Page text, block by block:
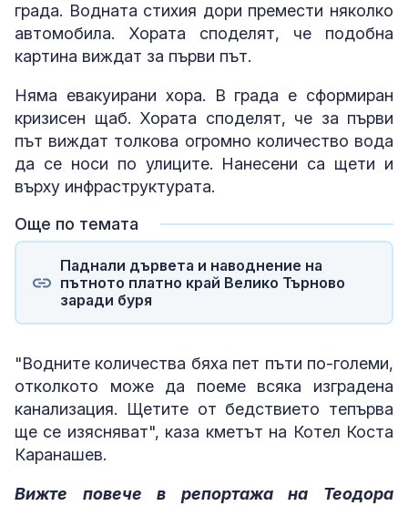
града. Водната стихия дори премести няколко
автомобила. Хората споделят, че подобна
картина виждат за първи път.
Няма евакуирани хора. В града е сформиран
кризисен щаб. Хората споделят, че за първи
път виждат толкова огромно количество вода
да се носи по улиците. Нанесени са щети и
върху инфраструктурата.
Още по темата
Паднали дървета и наводнение на
пътното платно край Велико Търново
заради буря
"Водните количества бяха пет пъти по-големи,
отколкото може да поеме всяка изградена
канализация. Щетите от бедствието тепърва
ще се изясняват", каза кметът на Котел Коста
Каранашев.
Вижте повече в репортажа на Теодора